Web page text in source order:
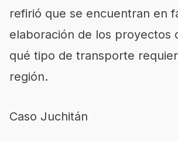
refirió que se encuentran en
elaboración de los proyectos
qué tipo de transporte
región.
Caso Juchitán